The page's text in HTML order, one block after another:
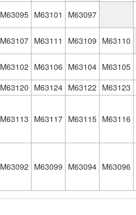
M63095 M63101 M63097
M63107 M63111 M63109 M63110
M63102 M63106 M63104 M63105
M63120 M63124 M63122 M63123
M63113 M63117 M63115 M63116
M63092 M63099 M63094 M63096